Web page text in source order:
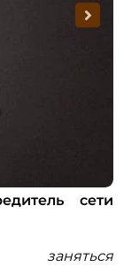
сети
заняться